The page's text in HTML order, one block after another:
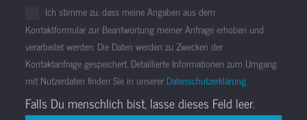
Ich stimme zu, dass meine Angaben aus dem
Kontaktformular zur Beantwortung meiner Anfrage erhoben und
verarbeitet werden. Die Daten werden zu Zwecken der
Kontaktanfrage gespeichert. Detaillierte Informationen zum Umgang
mit Nutzerdaten finden Sie in unserer Datenschutzerklärung.
Falls Du menschlich bist, lasse dieses Feld leer.